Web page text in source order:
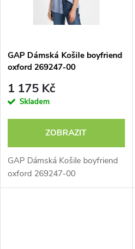
GAP Dámská Košile boyfriend
oxford 269247-00
1 175 Kč
Skladem
ZOBRAZIT
GAP Dámská Košile boyfriend
oxford 269247-00